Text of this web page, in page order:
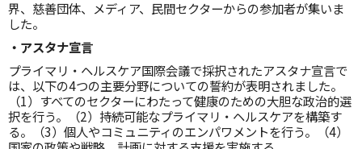
界、慈善団体、メディア、民間セクターからの参加者が集いま
した。
・アスタナ宣言
プライマリ・ヘルスケア国際会議で採択されたアスタナ宣言で
は、以下の4つの主要分野についての誓約が表明されました。
（1）すべてのセクターにわたって健康のための大胆な政治的選
択を行う。（2）持続可能なプライマリ・ヘルスケアを構築す
る。（3）個人やコミュニティのエンパワメントを行う。（4）